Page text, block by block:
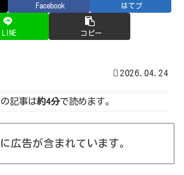
Facebook はてブ
LINE コピー
2026.04.24
記事は約4分で読めます。
広告が含まれています。